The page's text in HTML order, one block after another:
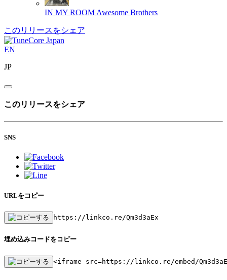
IN MY ROOM Awesome Brothers
このリリースをシェア
EN
JP
このリリースをシェア
SNS
URLをコピー
https://linkco.re/Qm3d3aEx
埋め込みコードをコピー
<iframe src=https://linkco.re/embed/